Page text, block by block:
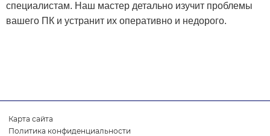
специалистам. Наш мастер детально изучит проблемы
вашего ПК и устранит их оперативно и недорого.
Карта сайта
Политика конфиденциальности